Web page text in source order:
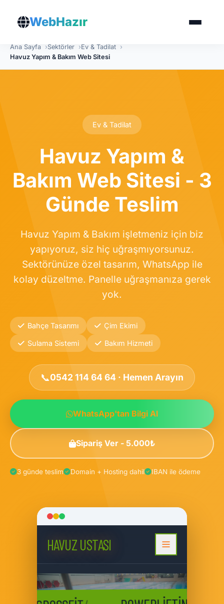
WebHazır
Ana Sayfa Sektörler
Ev & Tadilat
Havuz Yapım & Bakım Web Sitesi
Ev & Tadilat
Havuz Yapım &
Bakım Web Sitesi - 3
Günde Teslim
Havuz Yapım & Bakım işletmeniz için biz
yapıyoruz, siz hiç uğraşmıyorsunuz.
Sektörünüze özel tasarım, WhatsApp ile
kolay düzeltme. Panelle uğraşmanıza gerek
yok.
Bahçe Tasarımı Çim Ekimi
Sulama Sistemi Bakım Hizmeti
📞0542 114 64 64 · Hemen Arayın
WhatsApp'tan Bilgi Al
Sipariş Ver - 5.000₺
3 günde teslim Domain + Hosting dahil IBAN ile ödeme